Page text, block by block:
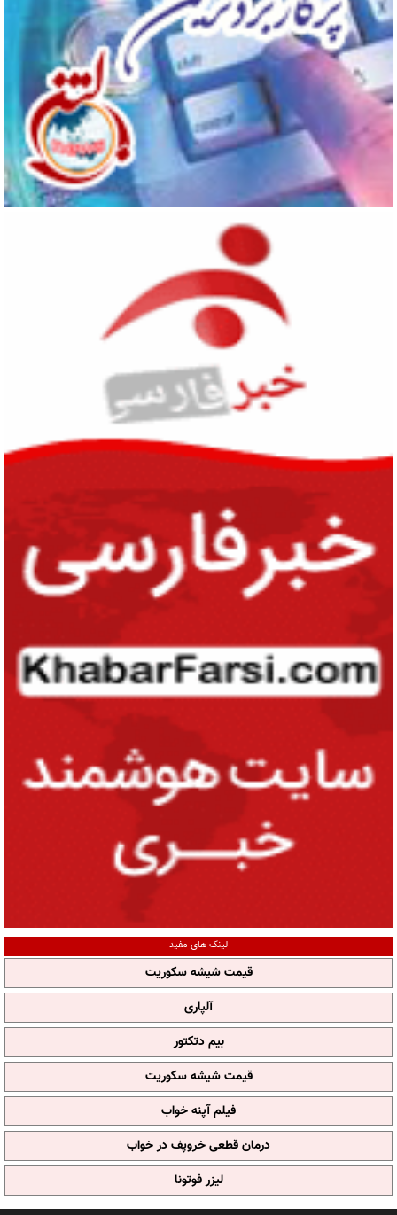
لینک های مفید
قیمت شیشه سکوریت
آلپاری
بیم دتکتور
قیمت شیشه سکوریت
فیلم آپنه خواب
درمان قطعی خروپف در خواب
لیزر فوتونا